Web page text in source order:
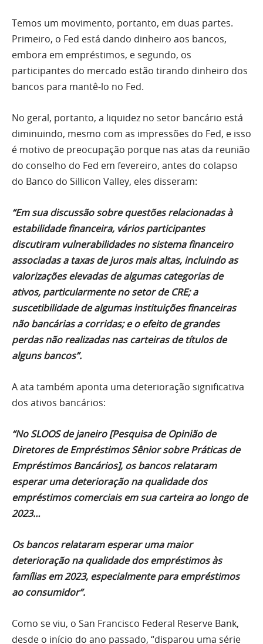
Temos um movimento, portanto, em duas partes.
Primeiro, o Fed está dando dinheiro aos bancos,
embora em empréstimos, e segundo, os
participantes do mercado estão tirando dinheiro dos
bancos para mantê-lo no Fed.
No geral, portanto, a liquidez no setor bancário está
diminuindo, mesmo com as impressões do Fed, e isso
é motivo de preocupação porque nas atas da reunião
do conselho do Fed em fevereiro, antes do colapso
do Banco do Sillicon Valley, eles disseram:
“Em sua discussão sobre questões relacionadas à
estabilidade financeira, vários participantes
discutiram vulnerabilidades no sistema financeiro
associadas a taxas de juros mais altas, incluindo as
valorizações elevadas de algumas categorias de
ativos, particularmente no setor de CRE; a
suscetibilidade de algumas instituições financeiras
não bancárias a corridas; e o efeito de grandes
perdas não realizadas nas carteiras de títulos de
alguns bancos”.
A ata também aponta uma deterioração significativa
dos ativos bancários:
“No SLOOS de janeiro [Pesquisa de Opinião de
Diretores de Empréstimos Sênior sobre Práticas de
Empréstimos Bancários], os bancos relataram
esperar uma deterioração na qualidade dos
empréstimos comerciais em sua carteira ao longo de
2023…
Os bancos relataram esperar uma maior
deterioração na qualidade dos empréstimos às
famílias em 2023, especialmente para empréstimos
ao consumidor”.
Como se viu, o San Francisco Federal Reserve Bank,
desde o início do ano passado, “disparou uma série